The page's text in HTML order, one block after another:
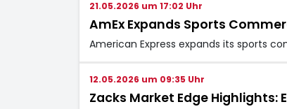
21.05.2026 um 17:02 Uhr
AmEx Expands Sports
American Express expands its sports
12.05.2026 um 09:35 Uhr
Zacks Market Edge Highlights: